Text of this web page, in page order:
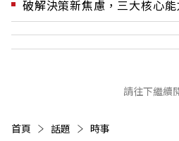
破解決策新焦慮，三大核心能
請往下繼續
首頁 話題 時事